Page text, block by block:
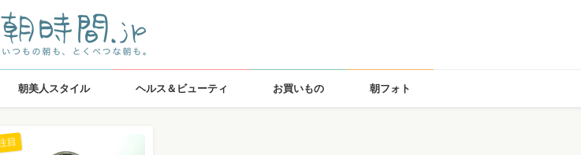
朝美人スタイル ヘルス＆ビューティ お買いもの 朝フォト
目